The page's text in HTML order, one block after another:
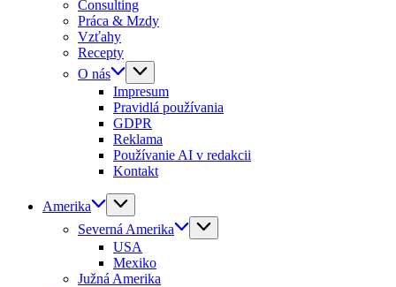
Consulting
Práca & Mzdy
Vzťahy
Recepty
O nás
Impresum
Pravidlá používania
GDPR
Reklama
Používanie AI v redakcii
Kontakt
Amerika
Severná Amerika
USA
Mexiko
Južná Amerika